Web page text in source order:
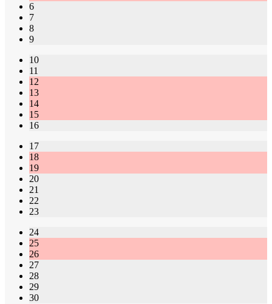
6
7
8
9
10
11
12
13
14
15
16
17
18
19
20
21
22
23
24
25
26
27
28
29
30